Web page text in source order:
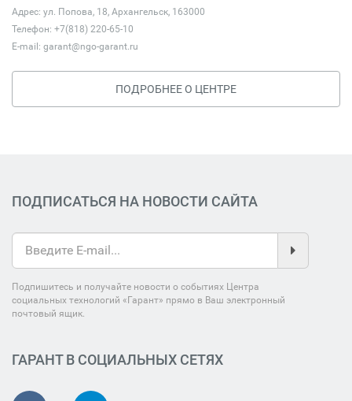
Адрес: ул. Попова, 18, Архангельск, 163000
Телефон: +7(818) 220-65-10
E-mail: garant@ngo-garant.ru
ПОДРОБНЕЕ О ЦЕНТРЕ
ПОДПИСАТЬСЯ НА НОВОСТИ САЙТА
Подпишитесь и получайте новости о событиях Центра
социальных технологий «Гарант» прямо в Ваш электронный
почтовый ящик.
ГАРАНТ В СОЦИАЛЬНЫХ СЕТЯХ